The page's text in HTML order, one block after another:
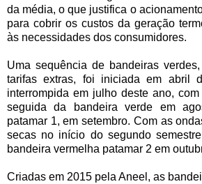
da média, o que justifica o
para cobrir os custos da geração
às necessidades dos consumidores.
Uma sequência de bandeiras
tarifas extras, foi iniciada em abril
interrompida em julho deste ano,
seguida da bandeira verde em
patamar 1, em setembro. Com as
secas no início do segundo
bandeira vermelha patamar 2 em
Criadas em 2015 pela Aneel, as